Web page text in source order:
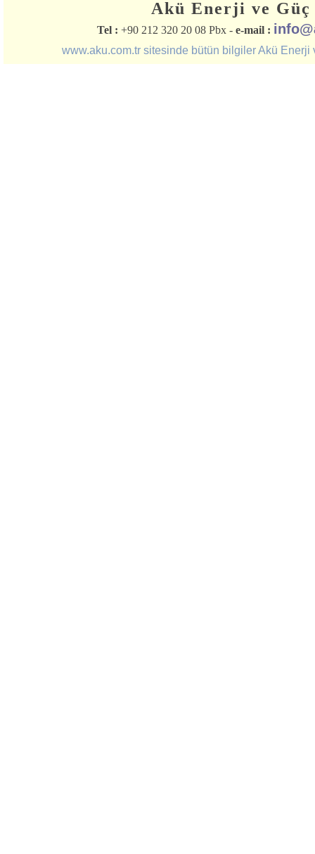
Akü Enerji ve
Tel : +90 212 320 20 08 Pbx - e-mail :
www.aku.com.tr sitesinde bütün bilgiler Akü